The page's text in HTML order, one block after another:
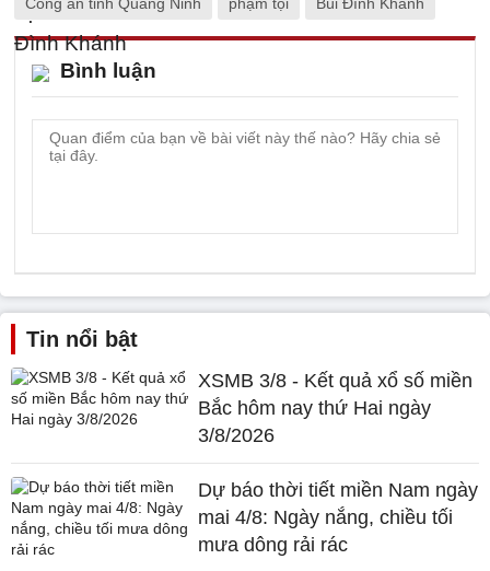
Bình luận
Tin nổi bật
XSMB 3/8 - Kết quả xổ số miền
Bắc hôm nay thứ Hai ngày
3/8/2026
Dự báo thời tiết miền Nam ngày
mai 4/8: Ngày nắng, chiều tối
mưa dông rải rác